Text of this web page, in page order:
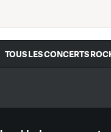
TOUS LES CONCERTS